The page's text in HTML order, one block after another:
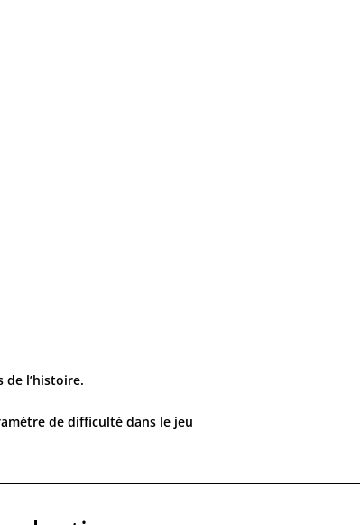
de l’histoire.
de difficulté dans le jeu